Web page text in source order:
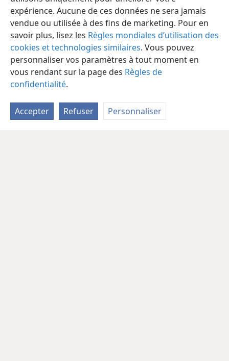
expérience. Aucune de ces données ne sera jamais
vendue ou utilisée à des fins de marketing. Pour en
savoir plus, lisez les Règles mondiales d’utilisation des
cookies et technologies similaires. Vous pouvez
personnaliser vos paramètres à tout moment en
vous rendant sur la page des Règles de
confidentialité.
Accepter Refuser Personnaliser